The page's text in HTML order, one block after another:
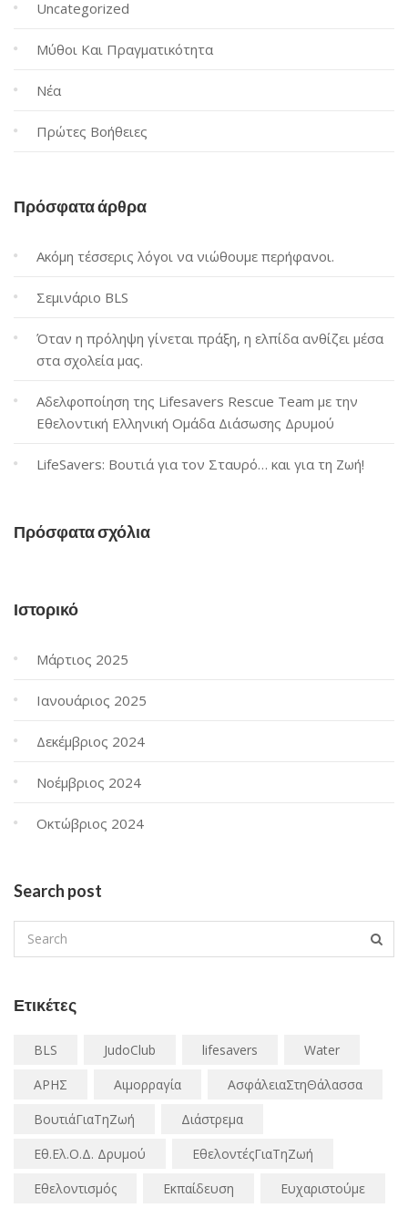
Uncategorized
Μύθοι Και Πραγματικότητα
Νέα
Πρώτες Βοήθειες
Πρόσφατα άρθρα
Ακόμη τέσσερις λόγοι να νιώθουμε περήφανοι.
Σεμινάριο BLS
Όταν η πρόληψη γίνεται πράξη, η ελπίδα ανθίζει μέσα
στα σχολεία μας.
Αδελφοποίηση της Lifesavers Rescue Team με την
Εθελοντική Ελληνική Ομάδα Διάσωσης Δρυμού
LifeSavers: Βουτιά για τον Σταυρό… και για τη Ζωή!
Πρόσφατα σχόλια
Ιστορικό
Μάρτιος 2025
Ιανουάριος 2025
Δεκέμβριος 2024
Νοέμβριος 2024
Οκτώβριος 2024
Search post
Ετικέτες
BLS JudoClub lifesavers
Water
ΑΡΗΣ
Αιμορραγία
ΑσφάλειαΣτηΘάλασσα
ΒουτιάΓιαΤηΖωή
Διάστρεμα
Εθ.Ελ.Ο.Δ. Δρυμού
ΕθελοντέςΓιαΤηΖωή
Εθελοντισμός
Εκπαίδευση
Ευχαριστούμε